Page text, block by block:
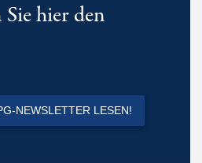
hier den
NEWSLETTER LESEN!